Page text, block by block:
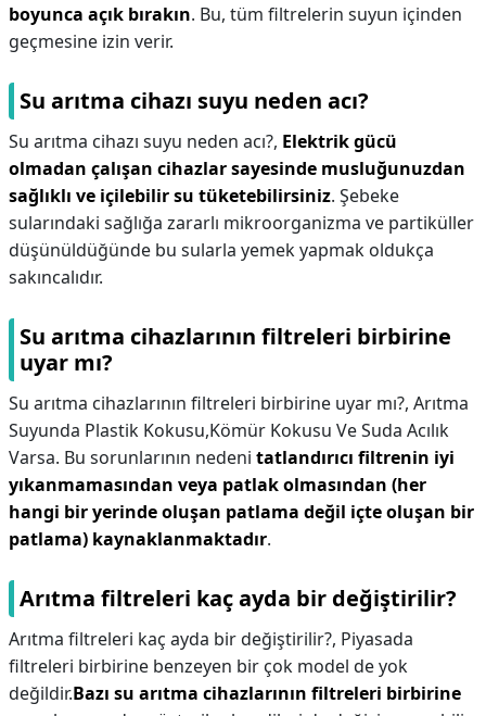
boyunca açık bırakın. Bu, tüm filtrelerin suyun içinden
geçmesine izin verir.
Su arıtma cihazı suyu neden acı?
Su arıtma cihazı suyu neden acı?, Elektrik gücü
olmadan çalışan cihazlar sayesinde musluğunuzdan
sağlıklı ve içilebilir su tüketebilirsiniz. Şebeke
sularındaki sağlığa zararlı mikroorganizma ve partiküller
düşünüldüğünde bu sularla yemek yapmak oldukça
sakıncalıdır.
Su arıtma cihazlarının filtreleri birbirine
uyar mı?
Su arıtma cihazlarının filtreleri birbirine uyar mı?, Arıtma
Suyunda Plastik Kokusu,Kömür Kokusu Ve Suda Acılık
Varsa. Bu sorunlarının nedeni tatlandırıcı filtrenin iyi
yıkanmamasından veya patlak olmasından (her
hangi bir yerinde oluşan patlama değil içte oluşan bir
patlama) kaynaklanmaktadır.
Arıtma filtreleri kaç ayda bir değiştirilir?
Arıtma filtreleri kaç ayda bir değiştirilir?, Piyasada
filtreleri birbirine benzeyen bir çok model de yok
değildir.Bazı su arıtma cihazlarının filtreleri birbirine